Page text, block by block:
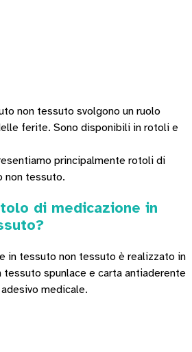
non tessuto svolgono un ruolo
ferite. Sono disponibili in rotoli e
principalmente rotoli di
non tessuto.
di medicazione in
in tessuto non tessuto è realizzato in
spunlace e carta antiaderente
medicale.